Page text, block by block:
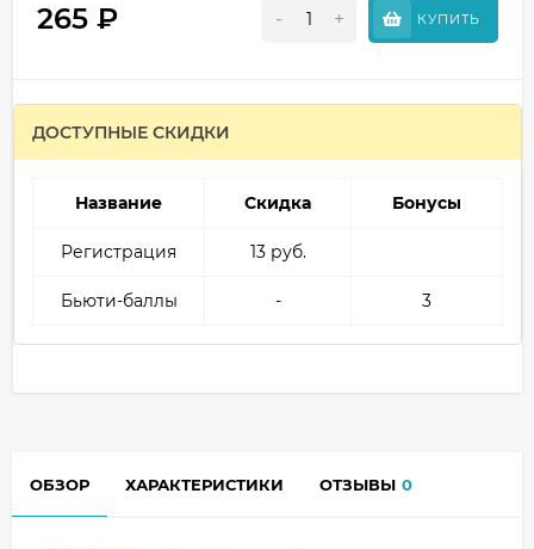
265 ₽ - + КУПИТЬ
ДОСТУПНЫЕ СКИДКИ
Название Скидка Бонусы
Регистрация 13 руб.
Бьюти-баллы - 3
ОБЗОР ХАРАКТЕРИСТИКИ ОТЗЫВЫ 0